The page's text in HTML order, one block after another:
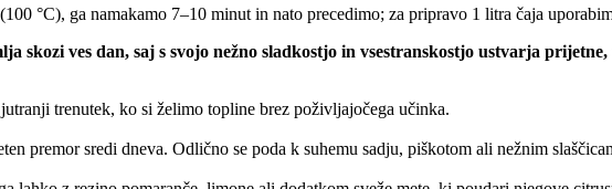
°C), ga namakamo 7–10 minut in nato precedimo; za pripravo 1 litra čaja
skozi ves dan, saj s svojo nežno sladkostjo in vsestranskostjo ustvarja
trenutek, ko si želimo topline brez poživljajočega učinka.
premor sredi dneva. Odlično se poda k suhemu sadju, piškotom ali nežnim